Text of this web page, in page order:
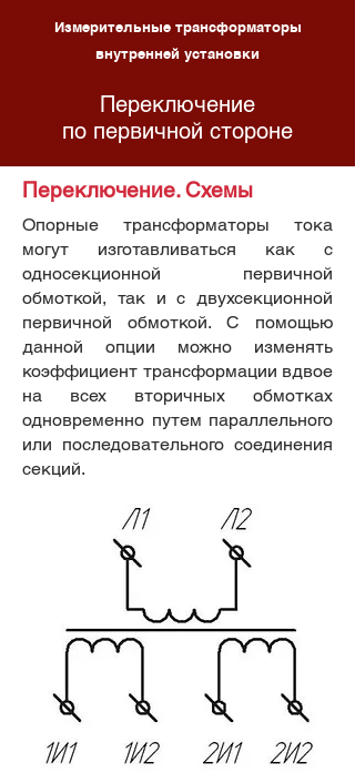
Измерительные трансформаторы
внутренней установки
Переключение
по первичной стороне
Переключение. Схемы
Опорные трансформаторы тока
могут изготавливаться как с
односекционной первичной
обмоткой, так и с двухсекционной
первичной обмоткой. С помощью
данной опции можно изменять
коэффициент трансформации вдвое
на всех вторичных обмотках
одновременно путем параллельного
или последовательного соединения
секций.